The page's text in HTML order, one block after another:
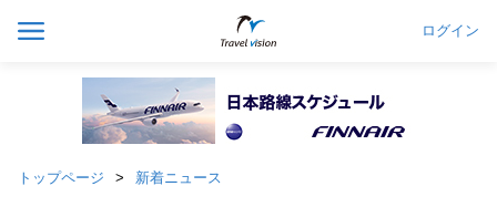
ログイン
トップページ 新着ニュース